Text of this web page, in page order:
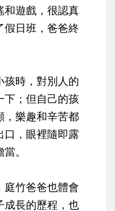
和遊戲，很認真
假日班，爸爸終
孩時，對別人的
下；但自己的孩
，樂趣和辛苦都
口，眼裡隨即露
。
庭竹爸爸也體會
成長的歷程，也